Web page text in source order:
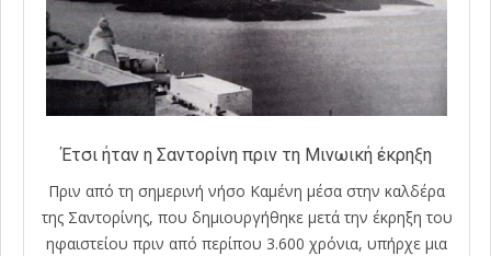
Έτσι ήταν η Σαντορίνη πριν τη Μινωική έκρηξη
Πριν από τη σημερινή νήσο Καμένη μέσα στην καλδέρα
της Σαντορίνης, που δημιουργήθηκε μετά την έκρηξη του
ηφαιστείου πριν από περίπου 3.600 χρόνια, υπήρχε μια